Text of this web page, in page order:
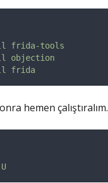
frida-tools
objection
frida
hemen çalıştıralım.